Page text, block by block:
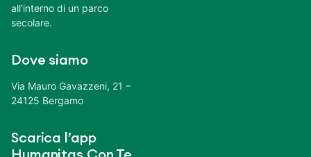
all’interno di un parco
secolare.
Dove siamo
Via Mauro Gavazzeni, 21 –
24125 Bergamo
Scarica l’app